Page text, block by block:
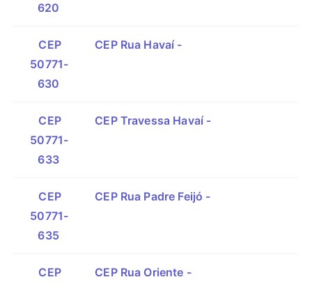
620
CEP
50771-
630
CEP Rua Havaí -
CEP
50771-
633
CEP Travessa Havaí -
CEP
50771-
635
CEP Rua Padre Feijó -
CEP
CEP Rua Oriente -